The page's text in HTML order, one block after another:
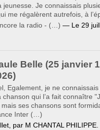
jeunesse. Je connaissais
me régalèrent autrefois, à
la radio - (…) — Le 29
Belle (25 janvier
Egalement, je ne
chanson qui l’a fait connaître
ses chansons sont
Inter (…)
, par M CHANTAL PHILIPPE.